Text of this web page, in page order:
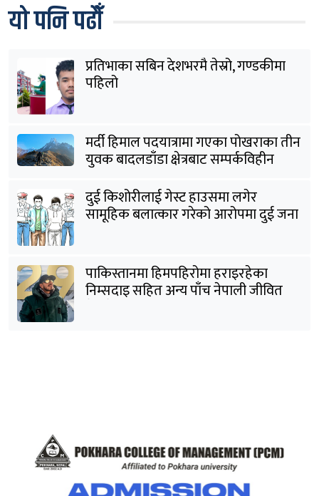
यो पनि पढौँ
प्रतिभाका सबिन देशभरमै तेस्रो, गण्डकीमा
पहिलो
मर्दी हिमाल पदयात्रामा गएका पोखराका तीन
युवक बादलडाँडा क्षेत्रबाट सम्पर्कविहीन
दुई किशोरीलाई गेस्ट हाउसमा लगेर
सामूहिक बलात्कार गरेको आरोपमा दुई जना
पक्राउ
पाकिस्तानमा हिमपहिरोमा हराइरहेका
निम्सदाइ सहित अन्य पाँच नेपाली जीवित
भेटिने आशा कमजोर, युक्तको शव निकालियो